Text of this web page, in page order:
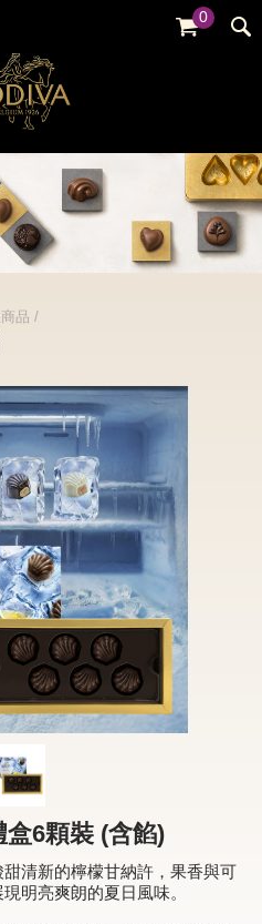
0
全部
品牌活動
全部
暢銷系列
金裝禮盒
松露禮盒
婚禮系列
新品 / 季節性商品
歡聚系列
百年限定系列
冰享系列
玩具總動員
中秋系列
巧克力磚/巧克力豆
全部
牛奶巧克力
白巧克力
綜合巧克力
冰淇淋
婚禮系列
GODIVA故事
GODIVA品質承諾
GODIVA大師團隊
品
6顆裝 (含餡)
清新的檸檬甘納許，果香與可
明亮爽朗的夏日風味。